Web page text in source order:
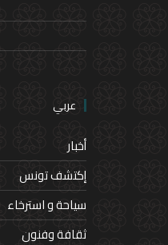
عربي
أخبار
إكتشف تونس
سياحة و استرخاء
ثقافة وفنون